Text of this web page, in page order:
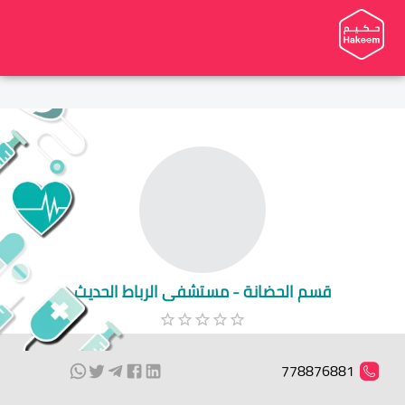
قسم الحضانة - مستشفى الرباط الحديث
778876881